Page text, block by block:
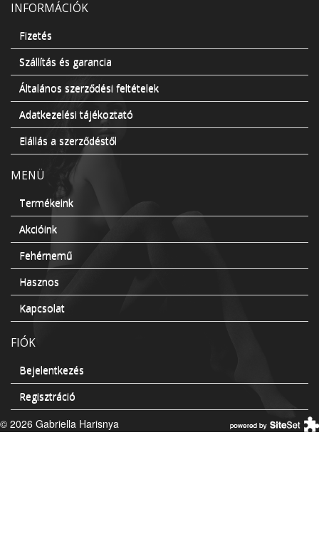
INFORMÁCIÓK
Fizetés
Szállítás és garancia
Általános szerződési feltételek
Adatkezelési tájékoztató
Elállás a szerződéstől
MENÜ
Termékeink
Akcióink
Fehérnemű
Hasznos
Kapcsolat
FIÓK
Bejelentkezés
Regisztráció
© 2026 Gabriella Harisnya